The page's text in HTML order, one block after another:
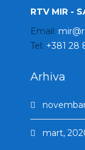
RTV MIR -
Email:
Tel: +381 28
Arhiva
mart,